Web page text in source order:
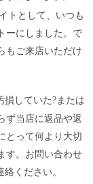
トとして、いつも
ーにしました。で
もご来店いただけ
していた?または
ず当店に返品や返
とって何より大切
す。お問い合わせ
ください。